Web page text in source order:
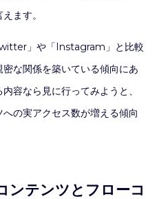
ます。
」や「Instagram」と比較
な関係を築いている傾向にあ
容なら見に行ってみようと、
の実アクセス数が増える傾向
ンテンツとフローコ